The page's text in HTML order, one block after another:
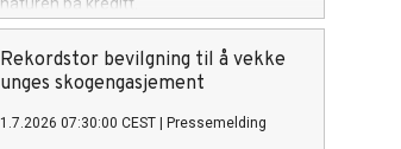
Rekordstor bevilgning til å vekke
unges skogengasjement
1.7.2026 07:30:00 CEST Pressemelding